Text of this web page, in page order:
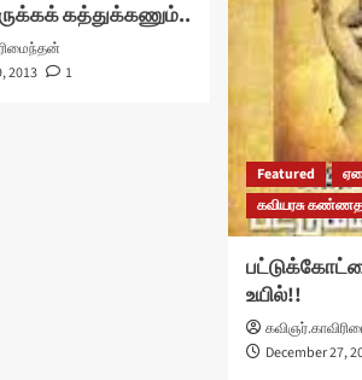
கத்துக்கணும்..
2013
1
Featured
கவியரசு
உயில்!!
December 27,